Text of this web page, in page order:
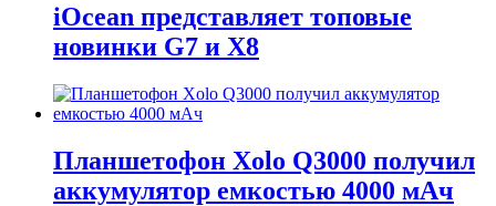
iOcean представляет топовые
новинки G7 и X8
Планшетофон Xolo Q3000 получил
аккумулятор емкостью 4000 мАч